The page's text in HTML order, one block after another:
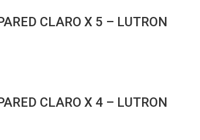
CLARO X 5 – LUTRON
CLARO X 4 – LUTRON